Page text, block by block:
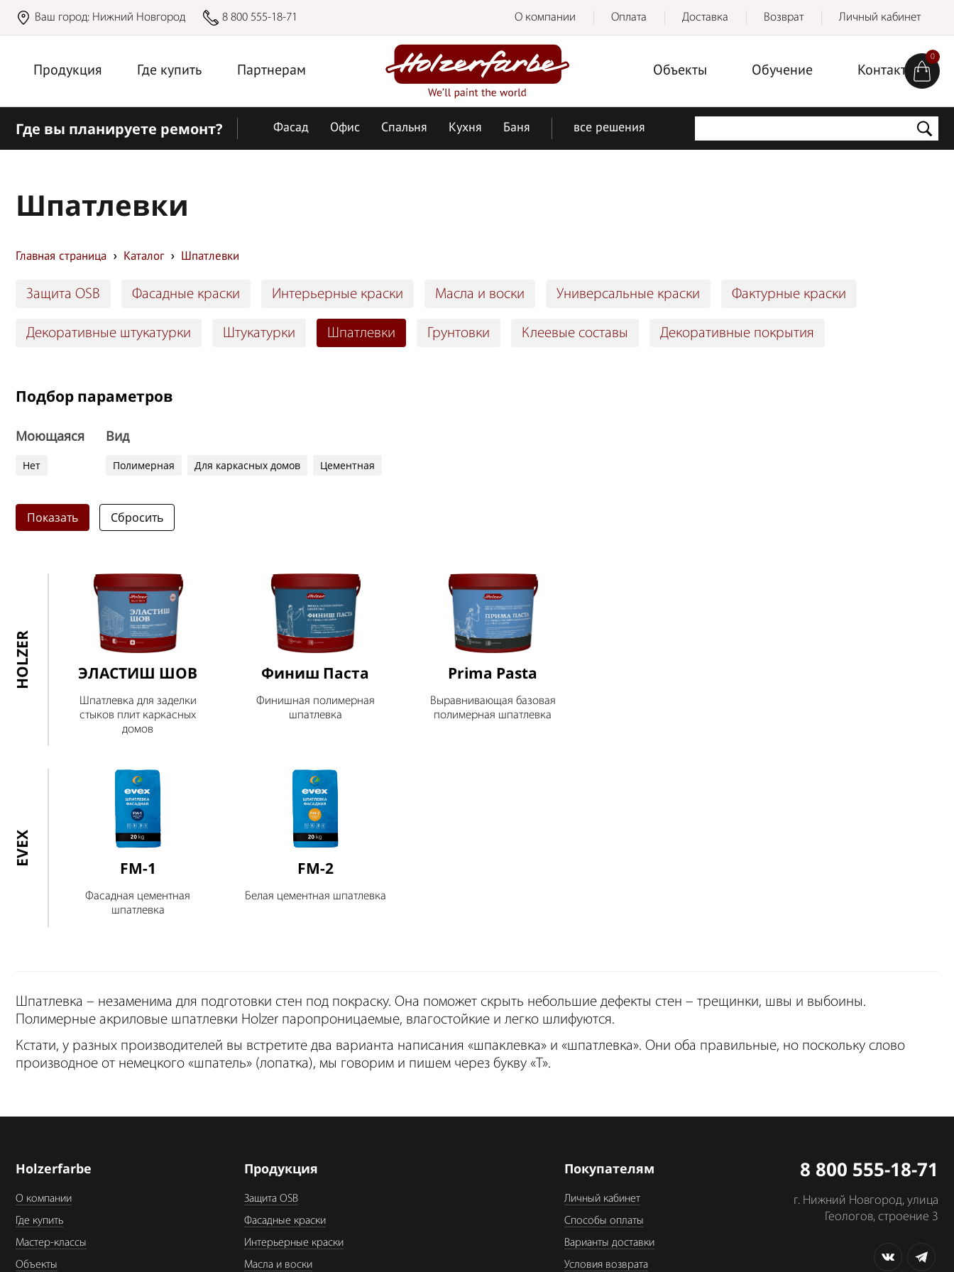
Ваш город: Нижний Новгород 8 800 555-18-71 О компании Оплата Доставка Возврат Личный кабинет
Продукция Где купить Партнерам Объекты Обучение Контакты
Где вы планируете ремонт? Фасад Офис Спальня Кухня Баня все решения
Шпатлевки
Главная страница Каталог Шпатлевки
Защита OSB Фасадные краски Интерьерные краски Масла и воски Универсальные краски Фактурные краски
Декоративные штукатурки Штукатурки Шпатлевки Грунтовки Клеевые составы Декоративные покрытия
Подбор параметров
Моющаяся
Нет
Вид
Полимерная Для каркасных домов Цементная
Показать
HOLZER ЭЛАСТИШ ШОВ
Шпатлевка для заделки
стыков плит каркасных
домов
Финиш Паста
Финишная полимерная
шпатлевка
Prima Pasta
Выравнивающая базовая
полимерная шпатлевка
EVEX
FM-1
Фасадная цементная
шпатлевка
FM-2
Белая цементная шпатлевка
Шпатлевка – незаменима для подготовки стен под покраску. Она поможет скрыть небольшие дефекты стен – трещинки, швы и выбоины.
Полимерные акриловые шпатлевки Holzer паропроницаемые, влагостойкие и легко шлифуются.
Кстати, у разных производителей вы встретите два варианта написания «шпаклевка» и «шпатлевка». Они оба правильные, но поскольку слово
производное от немецкого «шпатель» (лопатка), мы говорим и пишем через букву «Т».
Holzerfarbe
О компании
Где купить
Мастер-классы
Объекты
Продукция
Защита OSB
Фасадные краски
Интерьерные краски
Масла и воски
Покупателям
Личный кабинет
Способы оплаты
Варианты доставки
Условия возврата
8 800 555-18-71
г. Нижний Новгород, улица
Геологов, строение 3
0